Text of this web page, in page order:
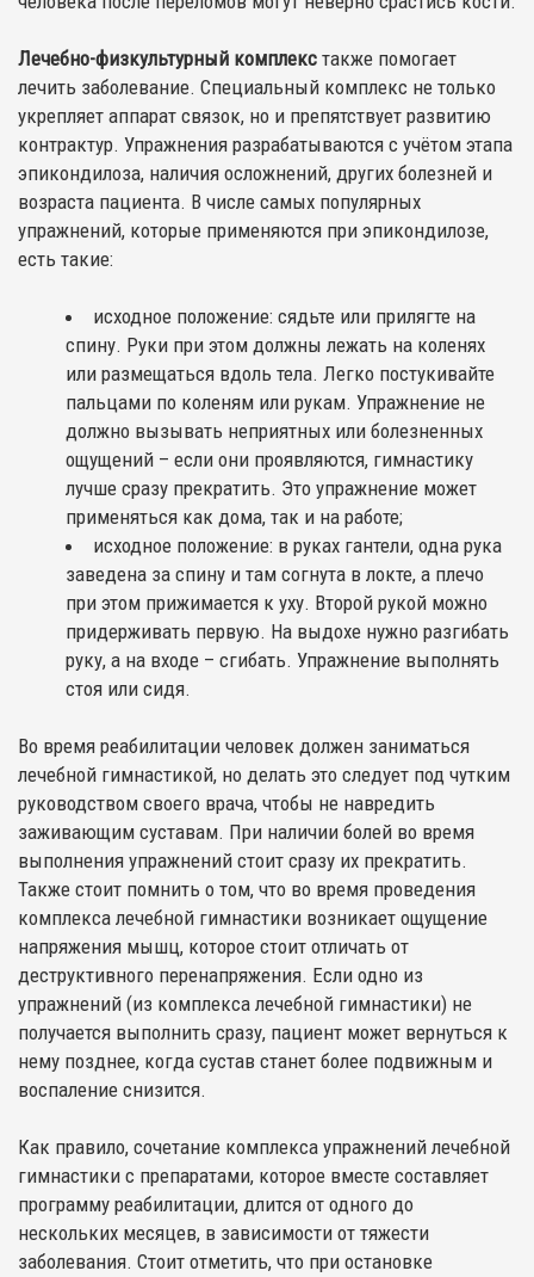
Лечебно-физкультурный комплекс также помогает
лечить заболевание. Специальный комплекс не только
укрепляет аппарат связок, но и препятствует развитию
контрактур. Упражнения разрабатываются с учётом этапа
эпикондилоза, наличия осложнений, других болезней и
возраста пациента. В числе самых популярных
упражнений, которые применяются при эпикондилозе,
есть такие:
исходное положение: сядьте или прилягте на
спину. Руки при этом должны лежать на коленях
или размещаться вдоль тела. Легко постукивайте
пальцами по коленям или рукам. Упражнение не
должно вызывать неприятных или болезненных
ощущений – если они проявляются, гимнастику
лучше сразу прекратить. Это упражнение может
применяться как дома, так и на работе;
исходное положение: в руках гантели, одна рука
заведена за спину и там согнута в локте, а плечо
при этом прижимается к уху. Второй рукой можно
придерживать первую. На выдохе нужно разгибать
руку, а на входе – сгибать. Упражнение выполнять
стоя или сидя.
Во время реабилитации человек должен заниматься
лечебной гимнастикой, но делать это следует под чутким
руководством своего врача, чтобы не навредить
заживающим суставам. При наличии болей во время
выполнения упражнений стоит сразу их прекратить.
Также стоит помнить о том, что во время проведения
комплекса лечебной гимнастики возникает ощущение
напряжения мышц, которое стоит отличать от
деструктивного перенапряжения. Если одно из
упражнений (из комплекса лечебной гимнастики) не
получается выполнить сразу, пациент может вернуться к
нему позднее, когда сустав станет более подвижным и
воспаление снизится.
Как правило, сочетание комплекса упражнений лечебной
гимнастики с препаратами, которое вместе составляет
программу реабилитации, длится от одного до
нескольких месяцев, в зависимости от тяжести
заболевания. Стоит отметить, что при остановке